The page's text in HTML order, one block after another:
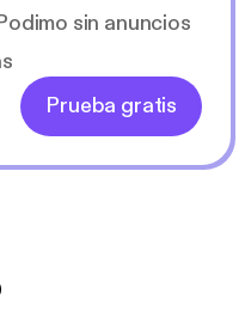
sin anuncios
Prueba gratis